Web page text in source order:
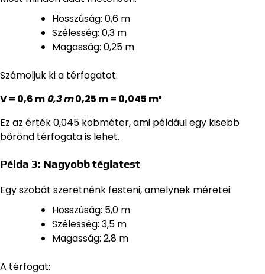
Hosszúság: 0,6 m
Szélesség: 0,3 m
Magasság: 0,25 m
Számoljuk ki a térfogatot:
V = 0,6 m0,3 m0,25 m = 0,045 m³
Ez az érték 0,045 köbméter, ami például egy kisebb
bőrönd térfogata is lehet.
Példa 3: Nagyobb téglatest
Egy szobát szeretnénk festeni, amelynek méretei:
Hosszúság: 5,0 m
Szélesség: 3,5 m
Magasság: 2,8 m
A térfogat: